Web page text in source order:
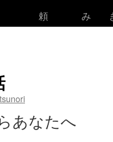
頼
み
あなたへ